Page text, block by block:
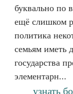
буквально по
ещё слишком
политика
семьям иметь
государства
элементарн...
узнать